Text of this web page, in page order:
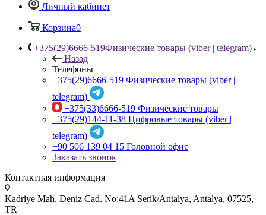
Личный кабинет
Корзина0
+375(29)6666-519Физические товары (viber | telegram)
Назад
Телефоны
+375(29)6666-519 Физические товары (viber |
telegram)
+375(33)6666-519 Физические товары
+375(29)144-11-38 Цифровые товары (viber |
telegram)
+90 506 139 04 15 Головной офис
Заказать звонок
Контактная информация
Kadriye Mah. Deniz Cad. No:41A Serik/Antalya, Antalya, 07525,
TR